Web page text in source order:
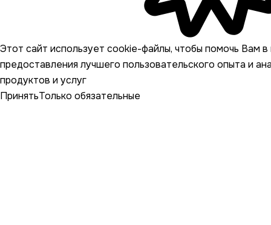
Этот сайт использует cookie-файлы, чтобы помочь Вам в
предоставления лучшего пользовательского опыта и
продуктов и услуг
ПринятьТолько обязательные